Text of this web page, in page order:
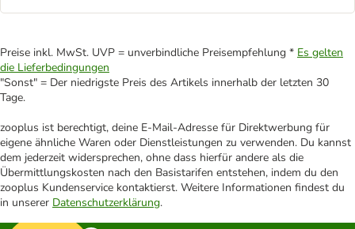
Preise inkl. MwSt. UVP = unverbindliche Preisempfehlung * Es gelten
die Lieferbedingungen
"Sonst" = Der niedrigste Preis des Artikels innerhalb der letzten 30
Tage.
zooplus ist berechtigt, deine E-Mail-Adresse für Direktwerbung für
eigene ähnliche Waren oder Dienstleistungen zu verwenden. Du kannst
dem jederzeit widersprechen, ohne dass hierfür andere als die
Übermittlungskosten nach den Basistarifen entstehen, indem du den
zooplus Kundenservice kontaktierst. Weitere Informationen findest du
in unserer Datenschutzerklärung.